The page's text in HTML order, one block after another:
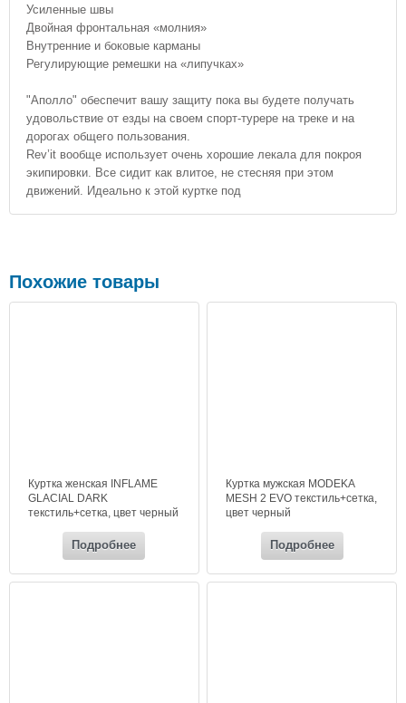
Усиленные швы
Двойная фронтальная «молния»
Внутренние и боковые карманы
Регулирующие ремешки на «липучках»
"Аполло" обеспечит вашу защиту пока вы будете получать
удовольствие от езды на своем спорт-турере на треке и на
дорогах общего пользования.
Rev’it вообще использует очень хорошие лекала для покроя
экипировки. Все сидит как влитое, не стесняя при этом
движений. Идеально к этой куртке под
Похожие товары
Куртка женская INFLAME
GLACIAL DARK
текстиль+сетка, цвет черный
Подробнее
Куртка мужская MODEKA
MESH 2 EVO текстиль+сетка,
цвет черный
Подробнее